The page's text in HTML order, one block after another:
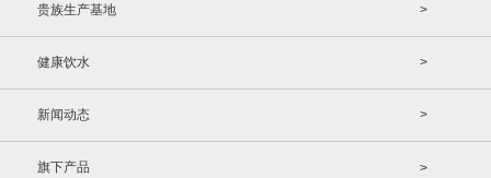
贵族生产基地 >
健康饮水 >
新闻动态 >
旗下产品 >